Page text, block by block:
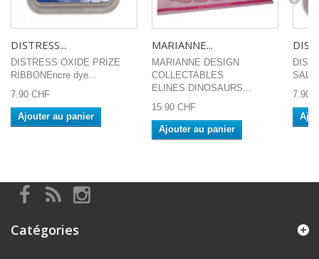
DISTRESS...
DISTRESS OXIDE PRIZE
RIBBONEncre dye...
7.90 CHF
Ajouter au panier
MARIANNE...
MARIANNE DESIGN
COLLECTABLES
ELINES DINOSAURS...
15.90 CHF
Ajouter au panier
7.90
Catégories